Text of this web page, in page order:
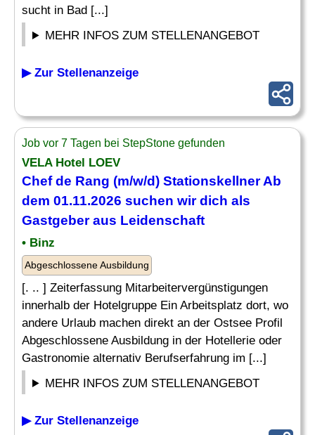
sucht in Bad [...]
MEHR INFOS ZUM STELLENANGEBOT
▶ Zur Stellenanzeige
Job vor 7 Tagen bei StepStone gefunden
VELA Hotel LOEV
Chefde Rang (m/w/d) Stationskellner Ab
dem 01.11.2026 suchen wir dich als
Gastgeber aus Leidenschaft
• Binz
Abgeschlossene Ausbildung
[. .. ] Zeiterfassung Mitarbeitervergünstigungen
innerhalb der Hotelgruppe Ein Arbeitsplatz dort, wo
andere Urlaub machen direkt an der Ostsee Profil
Abgeschlossene Ausbildung in der Hotellerie oder
Gastronomie alternativ Berufserfahrung im [...]
MEHR INFOS ZUM STELLENANGEBOT
▶ Zur Stellenanzeige